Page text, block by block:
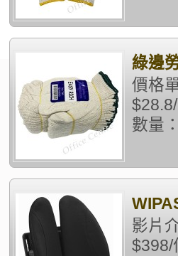
綠邊
價格
數量
影片
$398/